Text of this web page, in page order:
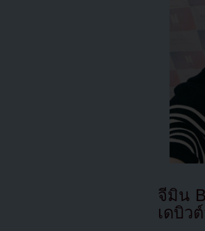
จีมิน
เดบิว